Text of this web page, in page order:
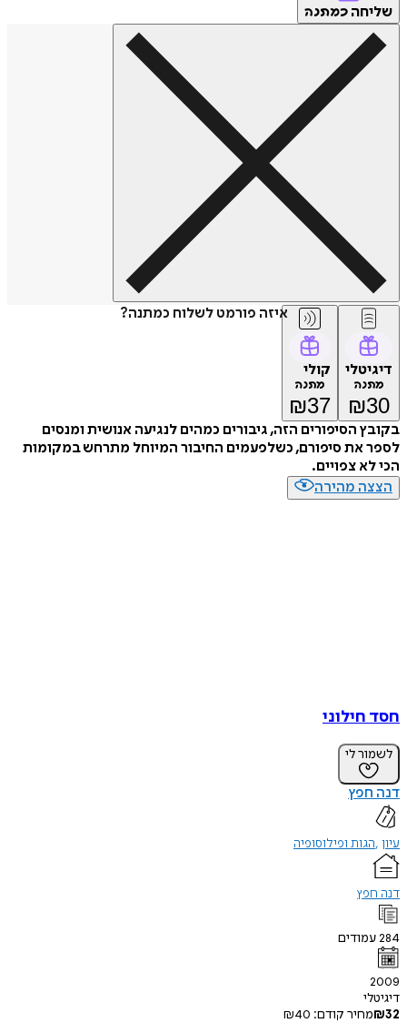
שליחה כמתנה
איזה פורמט לשלוח כמתנה?
דיגיטלי
מתנה
₪30
קולי
מתנה
₪37
בקובץ הסיפורים הזה, גיבורים כמהים לנגיעה אנושית ומנסים
לספר את סיפורם, כשלפעמים החיבור המיוחל מתרחש במקומות
הכי לא צפויים.
הצצה מהירה
חסד חילוני
לשמור לי
דנה חפץ
עיון הגות ופילוסופיה
דנה חפץ
284עמודים
2009
דיגיטלי
₪32 מחיר קודם: ₪40